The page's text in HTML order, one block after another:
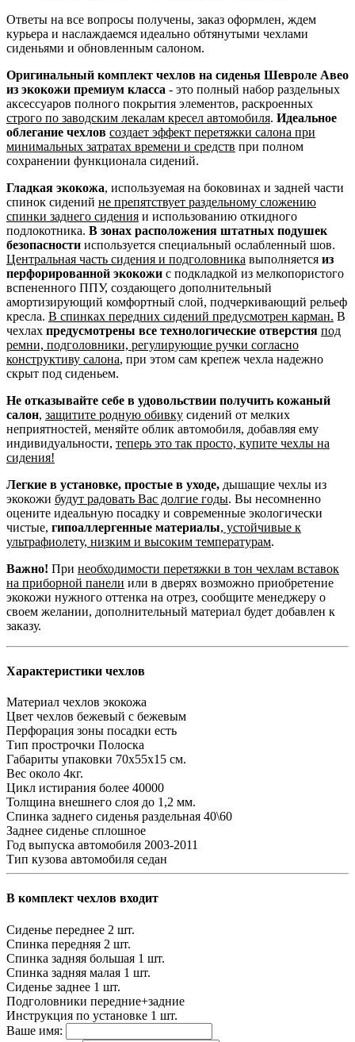
Ответы на все вопросы получены, заказ оформлен, ждем
курьера и наслаждаемся идеально обтянутыми чехлами
сиденьями и обновленным салоном.
Оригинальный комплект чехлов на сиденья Шевроле Авео
из экокожи премиум класса - это полный набор раздельных
аксессуаров полного покрытия элементов, раскроенных
строго по заводским лекалам кресел автомобиля. Идеальное
облегание чехлов создает эффект перетяжки салона при
минимальных затратах времени и средств при полном
сохранении функционала сидений.
Гладкая экокожа, используемая на боковинах и задней части
спинок сидений не препятствует раздельному сложению
спинки заднего сидения и использованию откидного
подлокотника. В зонах расположения штатных подушек
безопасности используется специальный ослабленный шов.
Центральная часть сидения и подголовника выполняется из
перфорированной экокожи с подкладкой из мелкопористого
вспененного ППУ, создающего дополнительный
амортизирующий комфортный слой, подчеркивающий рельеф
кресла. В спинках передних сидений предусмотрен карман. В
чехлах предусмотрены все технологические отверстия под
ремни, подголовники, регулирующие ручки согласно
конструктиву салона, при этом сам крепеж чехла надежно
скрыт под сиденьем.
Не отказывайте себе в удовольствии получить кожаный
салон, защитите родную обивку сидений от мелких
неприятностей, меняйте облик автомобиля, добавляя ему
индивидуальности, теперь это так просто, купите чехлы на
сидения!
Легкие в установке, простые в уходе, дышащие чехлы из
экокожи будут радовать Вас долгие годы. Вы несомненно
оцените идеальную посадку и современные экологически
чистые, гипоаллергенные материалы, устойчивые к
ультрафиолету, низким и высоким температурам.
Важно! При необходимости перетяжки в тон чехлам вставок
на приборной панели или в дверях возможно приобретение
экокожи нужного оттенка на отрез, сообщите менеджеру о
своем желании, дополнительный материал будет добавлен к
заказу.
Характеристики чехлов
Материал чехлов экокожа
Цвет чехлов бежевый с бежевым
Перфорация зоны посадки есть
Тип прострочки Полоска
Габариты упаковки 70х55х15 см.
Вес около 4кг.
Цикл истирания более 40000
Толщина внешнего слоя до 1,2 мм.
Спинка заднего сиденья раздельная 40\60
Заднее сиденье сплошное
Год выпуска автомобиля 2003-2011
Тип кузова автомобиля седан
В комплект чехлов входит
Сиденье переднее 2 шт.
Спинка передняя 2 шт.
Спинка задняя большая 1 шт.
Спинка задняя малая 1 шт.
Сиденье заднее 1 шт.
Подголовники передние+задние
Инструкция по установке 1 шт.
Ваше имя: